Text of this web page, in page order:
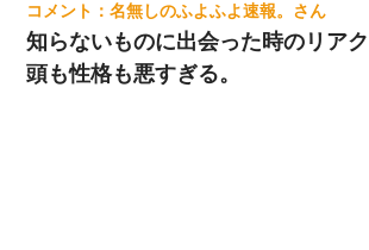
名無しのふよふよ速報。
知らないものに出会った時のリア
頭も性格も悪すぎる。